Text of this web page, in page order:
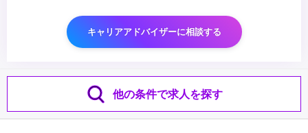
キャリアアドバイザーに相談する
他の条件で求人を探す